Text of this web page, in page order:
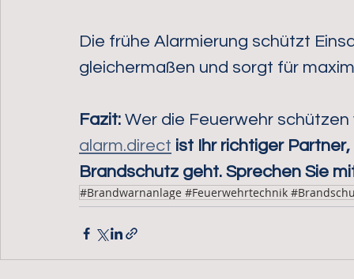
Die frühe Alarmierung schützt
gleichermaßen und sorgt für
Fazit: Wer die Feuerwehr
alarm.direct ist Ihr richtiger
Brandschutz geht. Sprechen Sie
#Brandwarnanlage #Feuerwehrtechnik